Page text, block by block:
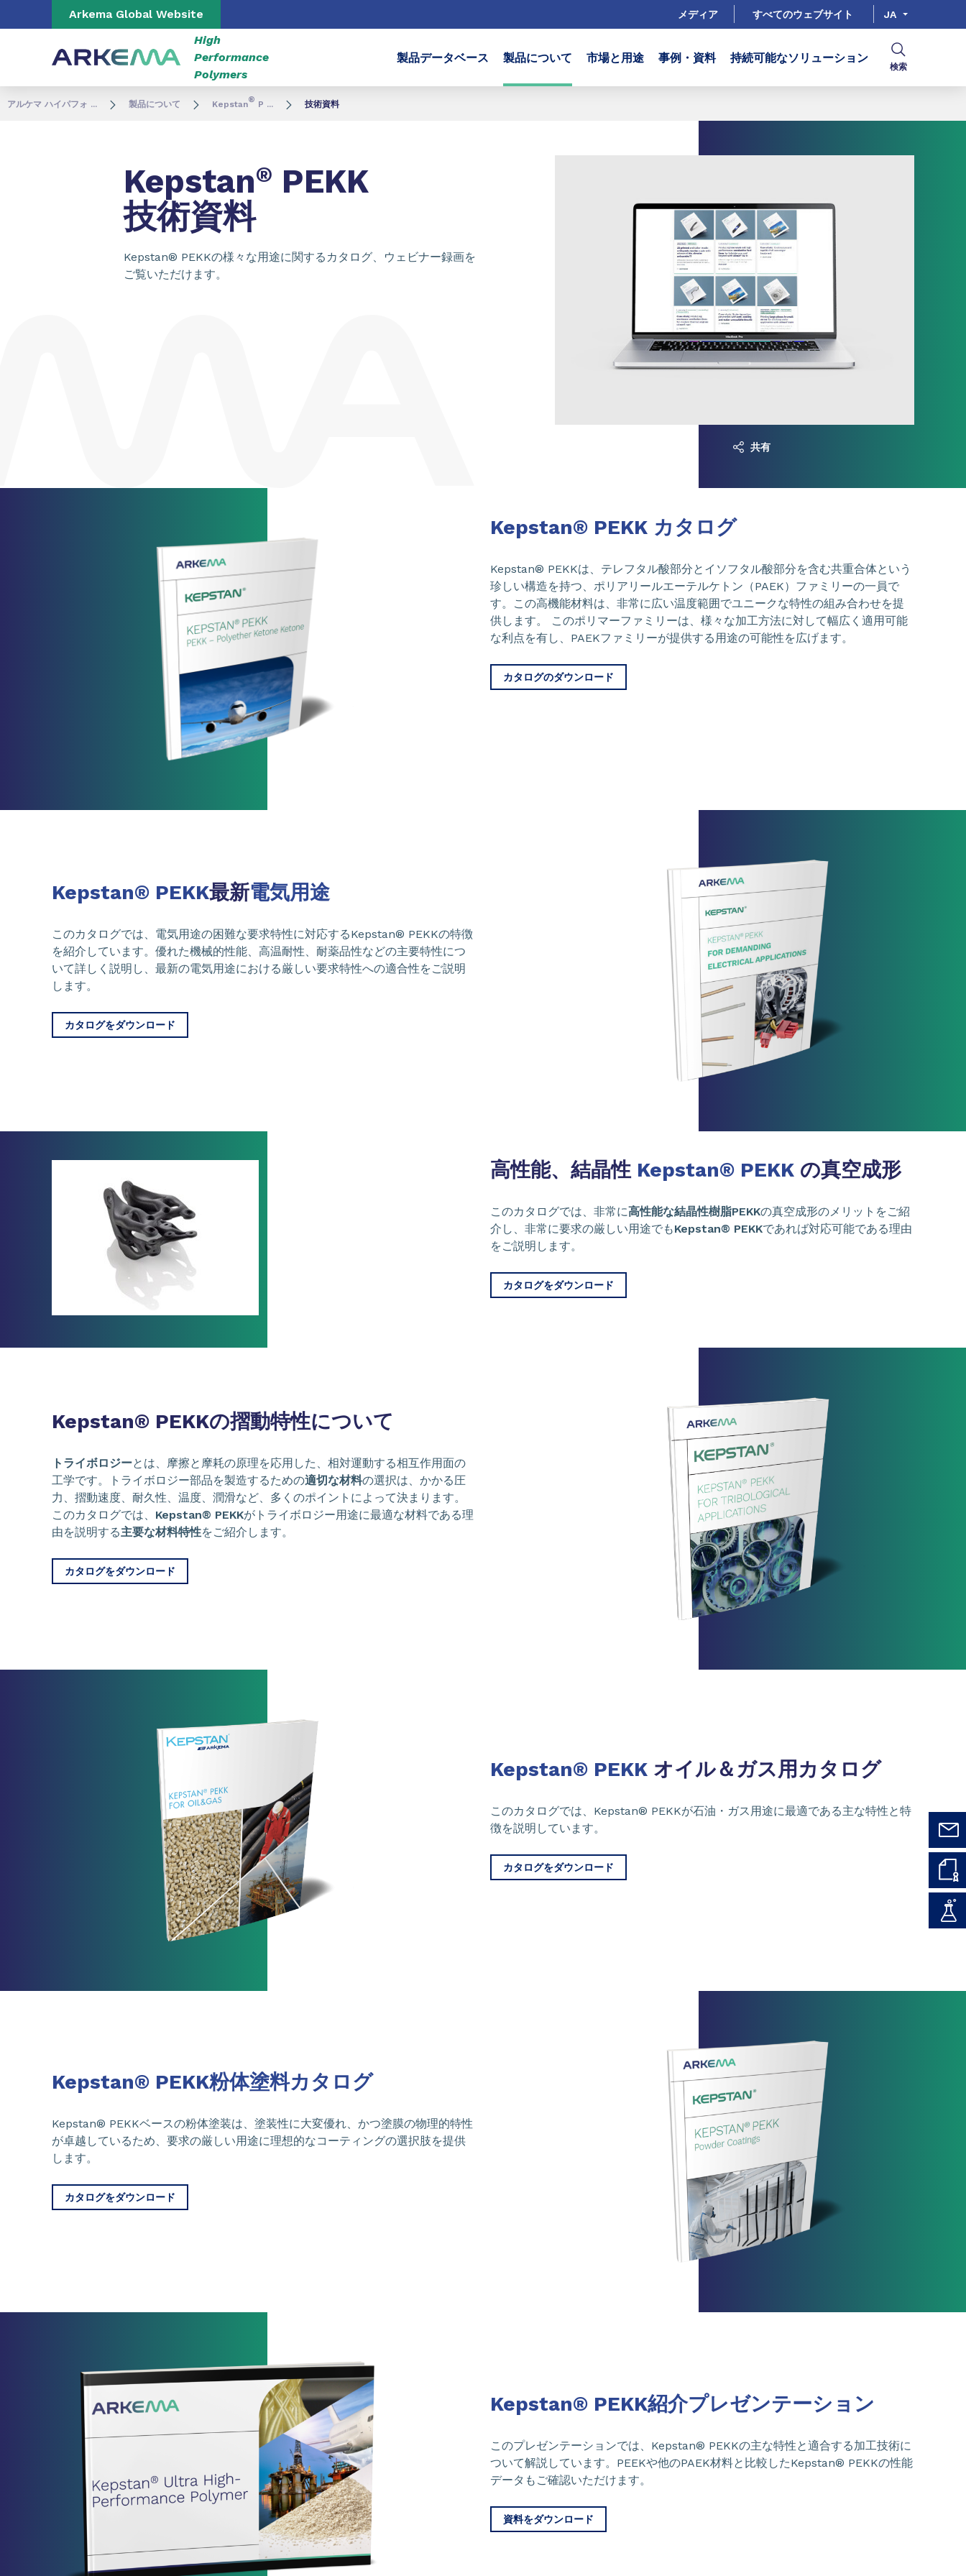
Go to content Go to navigation
Arkema Global Website メディア すべてのウェブサイト JA
High
Performance
Polymers
製品データベース 製品について 市場と用途 事例・資料 持続可能なソリューション
検索
アルケマ ハイパフォ ... 製品について Kepstan® P ... 技術資料
Kepstan® PEKK
技術資料
Kepstan® PEKKの様々な用途に関するカタログ、ウェビナー録画を
ご覧いただけます。
共有
Kepstan® PEKK カタログ
Kepstan® PEKKは、テレフタル酸部分とイソフタル酸部分を含む共重合体という
珍しい構造を持つ、ポリアリールエーテルケトン（PAEK）ファミリーの一員で
す。この高機能材料は、非常に広い温度範囲でユニークな特性の組み合わせを提
供します。 このポリマーファミリーは、様々な加工方法に対して幅広く適用可能
な利点を有し、PAEKファミリーが提供する用途の可能性を広げます。
カタログのダウンロード
Kepstan® PEKK最新電気用途
このカタログでは、電気用途の困難な要求特性に対応するKepstan® PEKKの特徴
を紹介しています。優れた機械的性能、高温耐性、耐薬品性などの主要特性につ
いて詳しく説明し、最新の電気用途における厳しい要求特性への適合性をご説明
します。
カタログをダウンロード
高性能、結晶性 Kepstan® PEKK の真空成形
このカタログでは、非常に高性能な結晶性樹脂PEKKの真空成形のメリットをご紹
介し、非常に要求の厳しい用途でもKepstan® PEKKであれば対応可能である理由
をご説明します。
カタログをダウンロード
Kepstan® PEKKの摺動特性について
トライボロジーとは、摩擦と摩耗の原理を応用した、相対運動する相互作用面の
工学です。トライボロジー部品を製造するための適切な材料の選択は、かかる圧
力、摺動速度、耐久性、温度、潤滑など、多くのポイントによって決まります。
このカタログでは、 Kepstan® PEKKがトライボロジー用途に最適な材料である理
由を説明する主要な材料特性をご紹介します。
カタログをダウンロード
Kepstan® PEKK オイル＆ガス用カタログ
このカタログでは、Kepstan® PEKKが石油・ガス用途に最適である主な特性と特
徴を説明しています。
カタログをダウンロード
Kepstan® PEKK粉体塗料カタログ
Kepstan® PEKKベースの粉体塗装は、塗装性に大変優れ、かつ塗膜の物理的特性
が卓越しているため、要求の厳しい用途に理想的なコーティングの選択肢を提供
します。
カタログをダウンロード
Kepstan® PEKK紹介プレゼンテーション
このプレゼンテーションでは、Kepstan® PEKKの主な特性と適合する加工技術に
ついて解説しています。PEEKや他のPAEK材料と比較したKepstan® PEKKの性能
データもご確認いただけます。
資料をダウンロード